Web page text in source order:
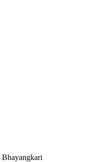
Bhayangkari